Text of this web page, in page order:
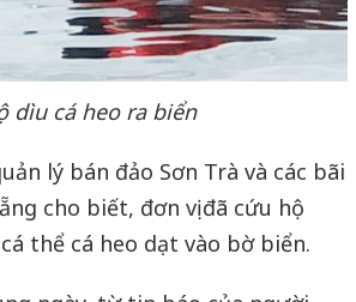
dìu cá heo ra biển
lý bán đảo Sơn Trà và các bãi
cho biết, đơn vị đã cứu hộ
thể cá heo dạt vào bờ biển.